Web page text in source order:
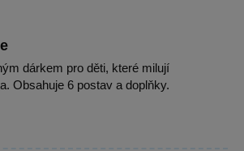
dárkem pro děti, které milují
Obsahuje 6 postav a doplňky.